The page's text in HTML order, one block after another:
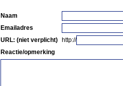
Naam
Emailadres
URL: (niet verplicht)
http://
Reactie/opmerking